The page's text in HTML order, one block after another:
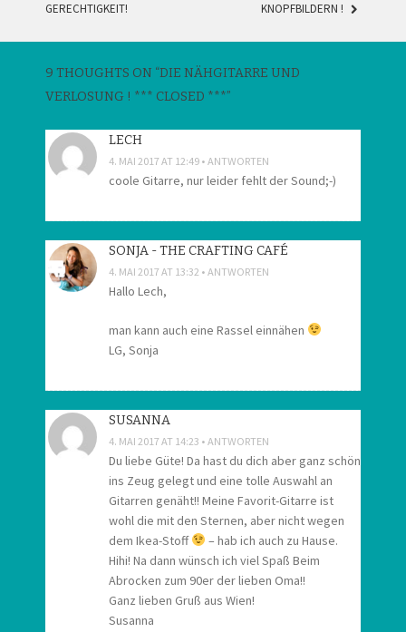
NAVIGATION
GERECHTIGKEIT! KNOPFBILDERN !
9 THOUGHTS ON “DIE NÄHGITARRE UND
VERLOSUNG ! *** CLOSED ***”
LECH
4. MAI 2017 AT 12:49 ANTWORTEN
coole Gitarre, nur leider fehlt der Sound;-)
SONJA - THE CRAFTING CAFÉ
4. MAI 2017 AT 13:32 ANTWORTEN
Hallo Lech,
man kann auch eine Rassel einnähen
LG, Sonja
SUSANNA
4. MAI 2017 AT 14:23 ANTWORTEN
Du liebe Güte! Da hast du dich aber ganz schön
ins Zeug gelegt und eine tolle Auswahl an
Gitarren genäht!! Meine Favorit-Gitarre ist
wohl die mit den Sternen, aber nicht wegen
dem Ikea-Stoff
– hab ich auch zu Hause.
Hihi! Na dann wünsch ich viel Spaß Beim
Abrocken zum 90er der lieben Oma!!
Ganz lieben Gruß aus Wien!
Susanna